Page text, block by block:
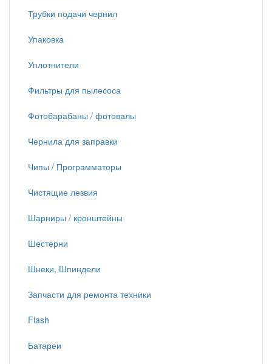
Трубки подачи чернил
Упаковка
Уплотнители
Фильтры для пылесоса
Фотобарабаны / фотовалы
Чернила для заправки
Чипы / Программаторы
Чистящие лезвия
Шарниры / кронштейны
Шестерни
Шнеки, Шпиндели
Запчасти для ремонта техники
Flash
Батареи